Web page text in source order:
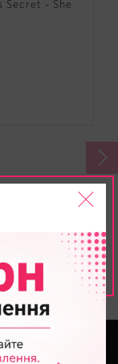
Secret - She